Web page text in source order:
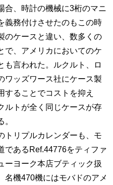
合、時計の機械に3桁のマニ
義務付けさせたのもこの時
のケースと違い、数多くの
で、アメリカにおいてのケ
も言われた。ルクルト、ロ
ワッズワース社にケース製
することでコストを抑え
ルトが全く同じケースが存
トリプルカレンダーも、モ
であるRef.44776をティファ
ーヨーク本店ブティック扱
名機470機にはモバドのアメ